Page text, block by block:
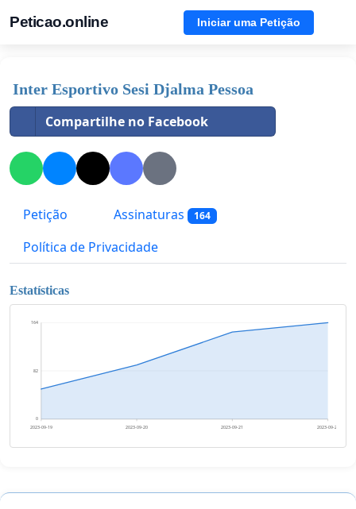
Peticao.online Iniciar uma Petição
Inter Esportivo Sesi Djalma Pessoa
Compartilhe no Facebook
Petição Assinaturas 164
Política de Privacidade
Estatísticas
0
82
164
2023-09-19 2023-09-20 2023-09-21 2023-09-22